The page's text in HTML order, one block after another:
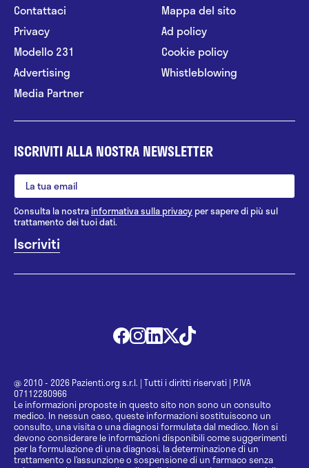
Contattaci
Privacy
Modello 231
Advertising
Media Partner
Mappa del sito
Ad policy
Cookie policy
Whistleblowing
ISCRIVITI ALLA NOSTRA NEWSLETTER
Consulta la nostrainformativa sulla privacy per sapere di più sul
trattamento dei tuoi dati.
@ 2010 - 2026 Pazienti.org s.r.l. | Tutti i diritti riservati | P.IVA
07112280966
Le informazioni proposte in questo sito non sono un consulto
medico. In nessun caso, queste informazioni sostituiscono un
consulto, una visita o una diagnosi formulata dal medico. Non si
devono considerare le informazioni disponibili come suggerimenti
per la formulazione di una diagnosi, la determinazione di un
trattamento o l’assunzione o sospensione di un farmaco senza